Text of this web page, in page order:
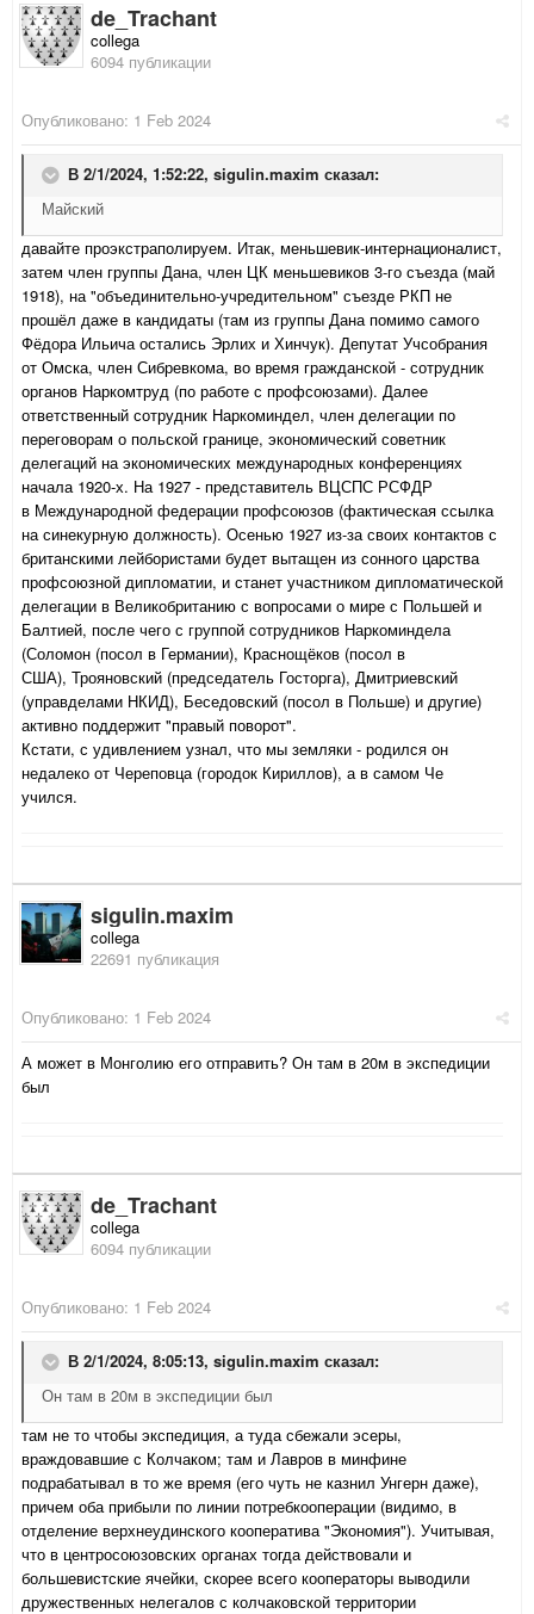
de_Trachant
collega
6094 публикации
Опубликовано: 1 Feb 2024
В 2/1/2024, 1:52:22, sigulin.maxim сказал:
Майский
давайте проэкстраполируем. Итак, меньшевик-интернационалист,
затем член группы Дана, член ЦК меньшевиков 3-го съезда (май
1918), на "объединительно-учредительном" съезде РКП не
прошёл даже в кандидаты (там из группы Дана помимо самого
Фёдора Ильича остались Эрлих и Хинчук). Депутат Учсобрания
от Омска, член Сибревкома, во время гражданской - сотрудник
органов Наркомтруд (по работе с профсоюзами). Далее
ответственный сотрудник Наркоминдел, член делегации по
переговорам о польской границе, экономический советник
делегаций на экономических международных конференциях
начала 1920-х. На 1927 - представитель ВЦСПС РСФДР
в Международной федерации профсоюзов (фактическая ссылка
на синекурную должность). Осенью 1927 из-за своих контактов с
британскими лейбористами будет вытащен из сонного царства
профсоюзной дипломатии, и станет участником дипломатической
делегации в Великобританию с вопросами о мире с Польшей и
Балтией, после чего с группой сотрудников Наркоминдела
(Соломон (посол в Германии), Краснощёков (посол в
США), Трояновский (председатель Госторга), Дмитриевский
(управделами НКИД), Беседовский (посол в Польше) и другие)
активно поддержит "правый поворот".
Кстати, с удивлением узнал, что мы земляки - родился он
недалеко от Череповца (городок Кириллов), а в самом Че
учился.
sigulin.maxim
collega
22691 публикация
Опубликовано: 1 Feb 2024
А может в Монголию его отправить? Он там в 20м в экспедиции
был
de_Trachant
collega
6094 публикации
Опубликовано: 1 Feb 2024
В 2/1/2024, 8:05:13, sigulin.maxim сказал:
Он там в 20м в экспедиции был
там не то чтобы экспедиция, а туда сбежали эсеры,
враждовавшие с Колчаком; там и Лавров в минфине
подрабатывал в то же время (его чуть не казнил Унгерн даже),
причем оба прибыли по линии потребкооперации (видимо, в
отделение верхнеудинского кооператива "Экономия"). Учитывая,
что в центросоюзовских органах тогда действовали и
большевистские ячейки, скорее всего кооператоры выводили
дружественных нелегалов с колчаковской территории